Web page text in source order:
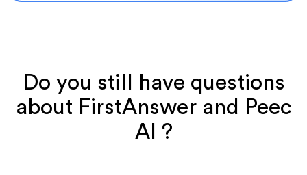
Do you still have questions
about FirstAnswer and Peec
AI ?